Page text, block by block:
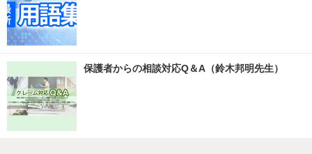
保護者からの相談対応Q＆A（鈴木邦明先生）